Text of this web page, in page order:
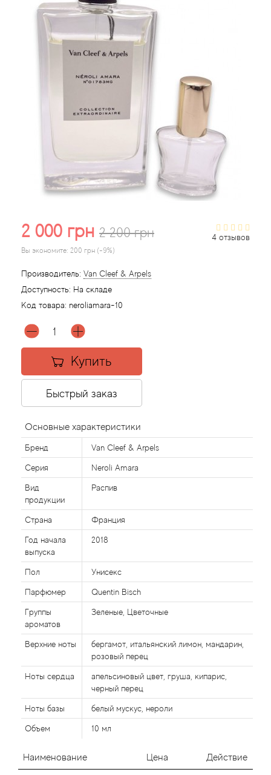
4 отзывов
2 000 грн 2 200 грн
Вы экономите: 200 грн (-9%)
Производитель: Van Cleef & Arpels
Доступность: На складе
Код товара: neroliamara-10
Купить
Быстрый заказ
Основные характеристики
Бренд Van Cleef & Arpels
Серия Neroli Amara
Вид
продукции
Распив
Страна Франция
Год начала
выпуска
2018
Пол Унисекс
Парфюмер Quentin Bisch
Группы
ароматов
Зеленые, Цветочные
Верхние ноты
бергамот, итальянский лимон, мандарин,
розовый перец
Ноты сердца
апельсиновый цвет, груша, кипарис,
черный перец
Ноты базы белый мускус, нероли
Объем 10 мл
Наименование Цена Действие
Acqua di Parma
Acqua di Sardegna
Aedes de Venustas
Aerin Lauder
Affinessence
Agatha Ruiz de la Prada
Agent Provocateur
Agonist
Aigner
Aj Arabia (Widian)
Al Haramain
Al Jazeera
Alaia Paris
Alexander McQueen
Alexandre Barthet
Alexandre J
Alfred Dunhill
Alyson Oldoini
Alyssa Ashley
American Crew
Amouage
Amouroud